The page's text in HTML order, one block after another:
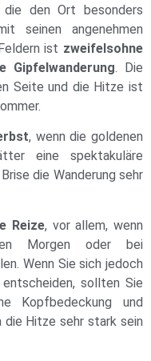
den Ort besonders
seinen angenehmen
ist zweifelsohne
. Die
Seite und die Hitze ist
, wenn die goldenen
eine spektakuläre
die Wanderung sehr
Reize, vor allem, wenn
Morgen oder bei
Wenn Sie sich jedoch
sollten Sie
Kopfbedeckung und
Hitze sehr stark sein